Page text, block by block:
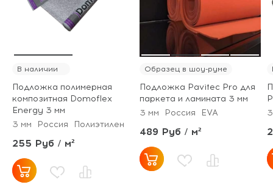
В наличии
Подложка полимерная
композитная Domoflex
Energy 3 мм
3 мм
Россия Полиэтилен
255 Руб / м²
Образец в шоу-руме
Подложка Pavitec Pro для
паркета и ламината 3 мм
3 мм
Россия EVA
489 Руб / м²